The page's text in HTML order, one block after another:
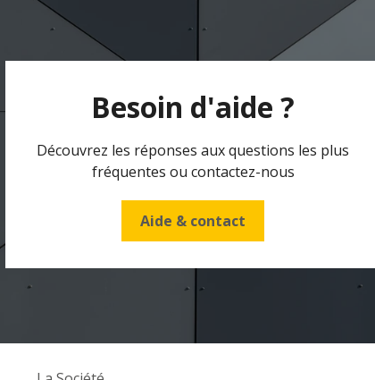
Besoin d'aide ?
Découvrez les réponses aux questions les plus
fréquentes ou contactez-nous
Aide & contact